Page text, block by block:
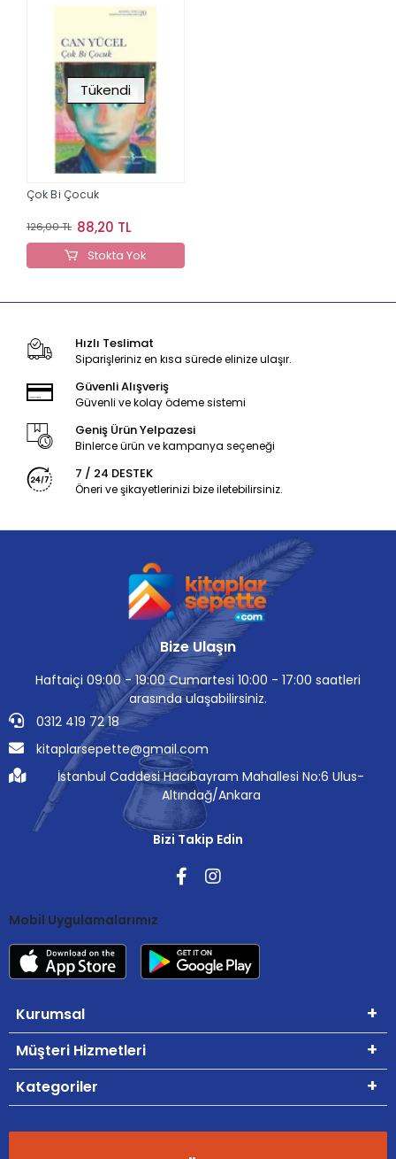
Tükendi
Çok Bi Çocuk
126,00 TL 88,20 TL
Stokta Yok
Hızlı Teslimat
Siparişleriniz en kısa sürede elinize ulaşır.
Güvenli Alışveriş
Güvenli ve kolay ödeme sistemi
Geniş Ürün Yelpazesi
Binlerce ürün ve kampanya seçeneği
7 / 24 DESTEK
Öneri ve şikayetlerinizi bize iletebilirsiniz.
Bize Ulaşın
Haftaiçi 09:00 - 19:00 Cumartesi 10:00 - 17:00 saatleri
arasında ulaşabilirsiniz.
0312 419 72 18
kitaplarsepette@gmail.com
İstanbul Caddesi Hacıbayram Mahallesi No:6 Ulus-
Altındağ/Ankara
Bizi Takip Edin
Mobil Uygulamalarımız
Kurumsal
Müşteri Hizmetleri
Kategoriler